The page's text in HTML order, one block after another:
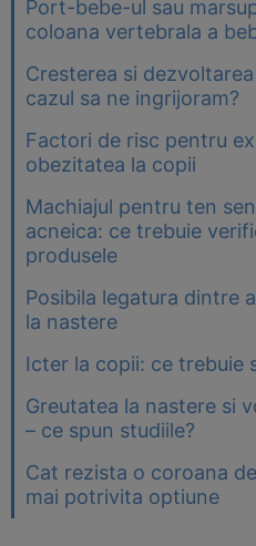
Port-bebe-ul sau
coloana vertebrala a
Cresterea si
cazul sa ne ingrijoram?
Factori de risc pentru
obezitatea la copii
Machiajul pentru ten
acneica: ce trebuie
produsele
Posibila legatura dintre
la nastere
Icter la copii: ce trebuie
Greutatea la nastere si
– ce spun studiile?
Cat rezista o coroana
mai potrivita optiune